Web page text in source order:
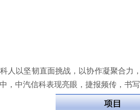
人以坚韧直面挑战，以协作凝聚合力
，中汽信科表现亮眼，捷报频传，书